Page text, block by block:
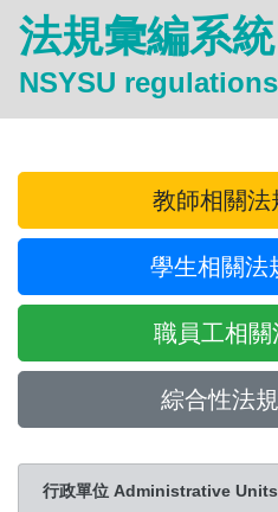
法規彙編系統
NSYSU regulations
教師相關法
學生相關法
職員工相
綜合性法
行政單位 Administrative Units